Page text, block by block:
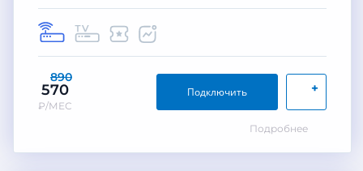
890
570
₽/МЕС
+
Подключить
Подробнее